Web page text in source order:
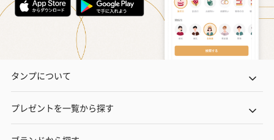
タンプについて
プレゼントを一覧から探す